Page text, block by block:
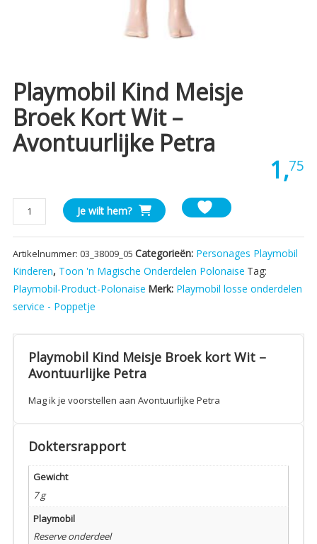
Playmobil Kind Meisje
Broek Kort Wit –
Avontuurlijke Petra
1,75
Playmobil
Kind
Meisje
Broek
kort
Wit
-
Petra
aantal
Je wilt hem?
Artikelnummer: 03_38009_05 Categorieën: Personages Playmobil
Kinderen, Toon 'n Magische Onderdelen Polonaise Tag:
Playmobil-Product-Polonaise Merk: Playmobil losse onderdelen
service - Poppetje
Playmobil Kind Meisje Broek kort Wit –
Avontuurlijke Petra
Mag ik je voorstellen aan Avontuurlijke Petra
Doktersrapport
Gewicht
7 g
Playmobil
Reserve onderdeel